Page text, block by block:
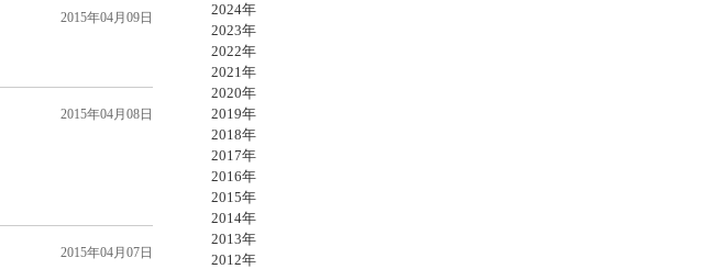
2015年04月09日
2015年04月08日
2015年04月07日
2024年
2023年
2022年
2021年
2020年
2019年
2018年
2017年
2016年
2015年
2014年
2013年
2012年